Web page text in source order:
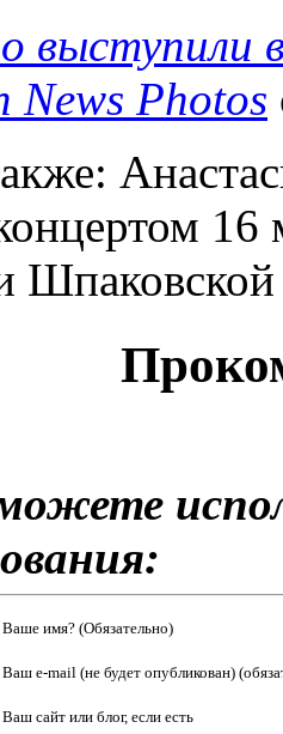
выступили
News Photos
16
Ваше имя? (Обязательно)
Ваш e-mail (не будет опубликован)
Ваш сайт или блог, если есть